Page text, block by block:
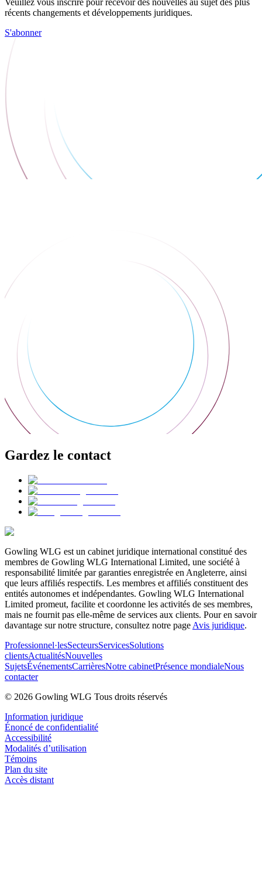
récents changements et développements juridiques.
S'abonner
Gardez le contact
Gowling WLG est un cabinet juridique international constitué des
membres de Gowling WLG International Limited, une société à
responsabilité limitée par garanties enregistrée en Angleterre, ainsi
que leurs affiliés respectifs. Les membres et affiliés constituent des
entités autonomes et indépendantes. Gowling WLG International
Limited promeut, facilite et coordonne les activités de ses membres,
mais ne fournit pas elle-même de services aux clients. Pour en savoir
davantage sur notre structure, consultez notre page Avis juridique.
Professionnel·lesSecteursServicesSolutions
clientsActualitésNouvelles
SujetsÉvénementsCarrièresNotre cabinetPrésence mondialeNous
contacter
© 2026 Gowling WLG Tous droits réservés
Information juridique
Énoncé de confidentialité
Accessibilité
Modalités d’utilisation
Témoins
Plan du site
Accès distant